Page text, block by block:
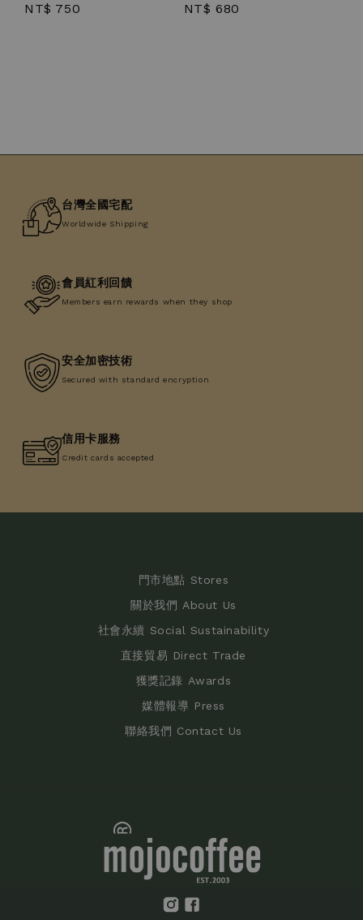
Regular
NT$ 750
Regular
NT$ 680
台灣全國宅配
Worldwide Shipping
會員紅利回饋
Members earn rewards when they shop
安全加密技術
Secured with standard encryption
信用卡服務
Credit cards accepted
門市地點 Stores
關於我們 About Us
社會永續 Social Sustainability
直接貿易 Direct Trade
獲獎記錄 Awards
媒體報導 Press
聯絡我們 Contact Us